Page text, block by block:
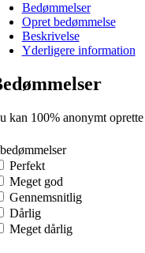
Bedømmelser
Opret bedømmelse
Beskrivelse
Yderligere information
kan 100% anonymt
Perfekt
Meget god
Gennemsnitlig
Dårlig
Meget dårlig